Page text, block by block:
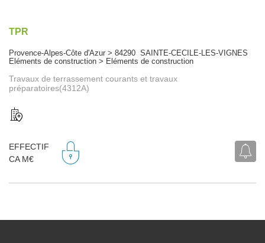
TPR
Provence-Alpes-Côte d'Azur > 84290 SAINTE-CECILE-LES-VIGNES
Eléments de construction > Eléments de construction
Travaux de terrassement courants et travaux
préparatoires(4312A)
EFFECTIF
CA M€